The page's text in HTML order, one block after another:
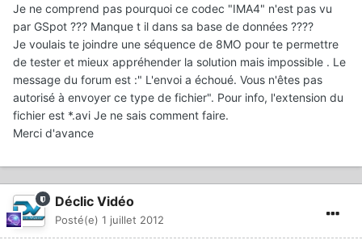
Je ne comprend pas pourquoi ce codec "IMA4" n'est pas vu
par GSpot ??? Manque t il dans sa base de données ????
Je voulais te joindre une séquence de 8MO pour te permettre
de tester et mieux appréhender la solution mais impossible . Le
message du forum est :" L'envoi a échoué. Vous n'êtes pas
autorisé à envoyer ce type de fichier". Pour info, l'extension du
fichier est *.avi Je ne sais comment faire.
Merci d'avance
Déclic Vidéo
Posté(e) 1 juillet 2012